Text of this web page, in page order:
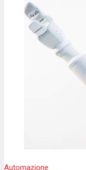
Automazione